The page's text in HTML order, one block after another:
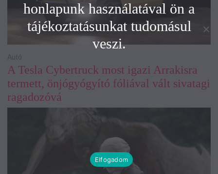
A Tesla Cybertruck most igazi Arrakisra
termett, önjógyógyító fóliával vált sivatagi
ragadozóvá
Autó
honlapunk használatával ön a
tájékoztatásunkat tudomásul
veszi.
Elfogadom